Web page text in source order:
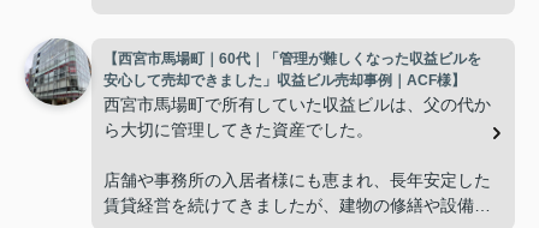
使わない部屋が増え、
「今の私たちには少し広すぎるね。」
掃除や管理の負担も考え、夫婦二人にちょうど良い
【西宮市馬場町｜60代｜「管理が難しくなった収益ビルを
安心して売却できました」収益ビル売却事例｜ACF様】
西宮市馬場町で所有していた収益ビルは、父の代か
ら大切に管理してきた資産でした。
店舗や事務所の入居者様にも恵まれ、長年安定した
賃貸経営を続けてきましたが、建物の修繕や設備更